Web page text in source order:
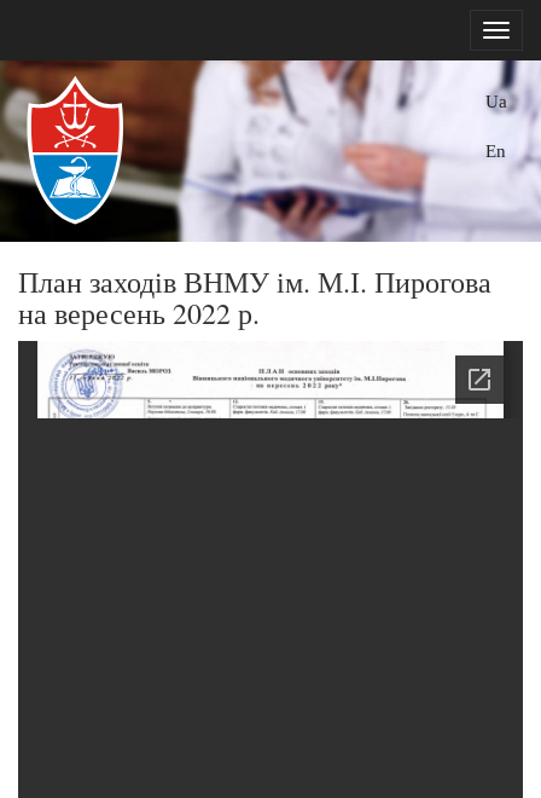
Ua
En
План заходів ВНМУ ім. М.І. Пирогова
на вересень 2022 р.